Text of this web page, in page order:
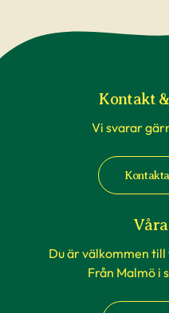
Kontakt
Vi svarar
Du är välkommen
Från Malmö i